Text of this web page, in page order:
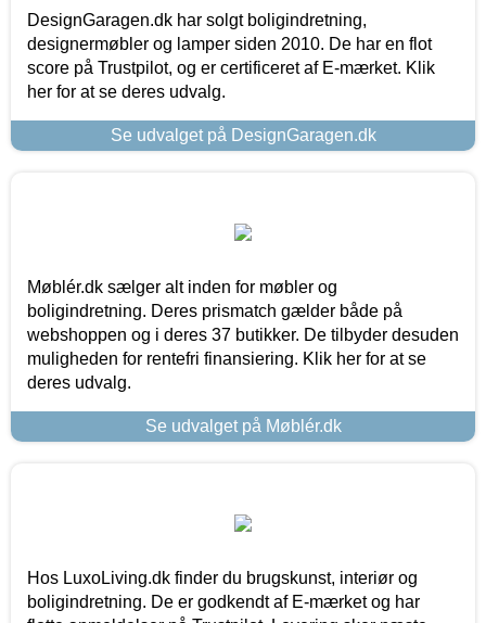
DesignGaragen.dk har solgt boligindretning,
designermøbler og lamper siden 2010. De har en flot
score på Trustpilot, og er certificeret af E-mærket. Klik
her for at se deres udvalg.
Se udvalget på DesignGaragen.dk
Møblér.dk sælger alt inden for møbler og
boligindretning. Deres prismatch gælder både på
webshoppen og i deres 37 butikker. De tilbyder desuden
muligheden for rentefri finansiering. Klik her for at se
deres udvalg.
Se udvalget på Møblér.dk
Hos LuxoLiving.dk finder du brugskunst, interiør og
boligindretning. De er godkendt af E-mærket og har